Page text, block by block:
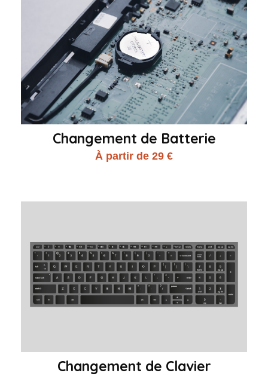
Changement de Batterie
À partir de 29 €
Changement de Clavier